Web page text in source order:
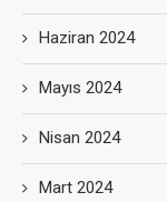
Haziran 2024
Mayıs 2024
Nisan 2024
Mart 2024